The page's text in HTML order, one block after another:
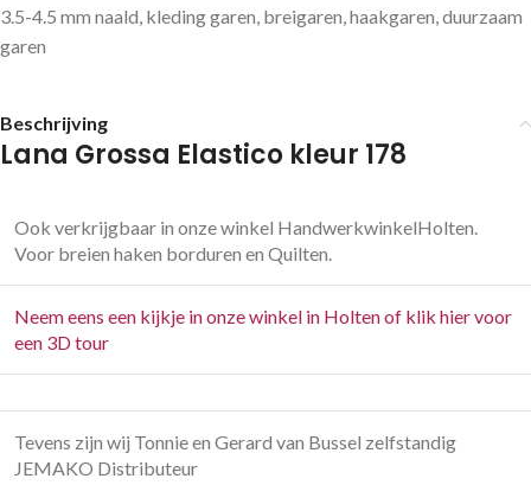
3.5-4.5 mm naald, kleding garen, breigaren,haakgaren,duurzaam
garen
Beschrijving
Lana Grossa Elastico kleur 178
Ook verkrijgbaar in onze winkel HandwerkwinkelHolten.
Voor breien haken borduren en Quilten.
Neem eens een kijkje in onze winkel in Holten of klik hier voor
een 3D tour
Tevens zijn wij Tonnie en Gerard van Bussel zelfstandig
JEMAKO Distributeur